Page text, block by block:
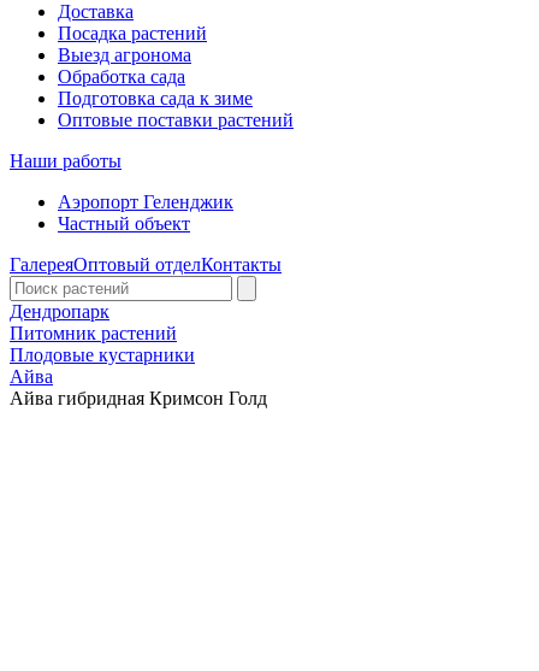
Доставка
Посадка растений
Выезд агронома
Обработка сада
Подготовка сада к зиме
Оптовые поставки растений
Наши работы
Аэропорт Геленджик
Частный объект
ГалереяОптовый отделКонтакты
Дендропарк
Питомник растений
Плодовые кустарники
Айва
Айва гибридная Кримсон Голд